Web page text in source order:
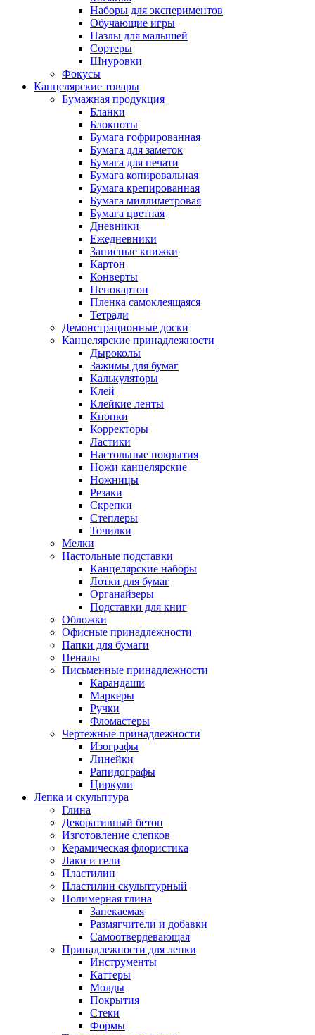
Наборы для экспериментов
Обучающие игры
Пазлы для малышей
Сортеры
Шнуровки
Фокусы
Канцелярские товары
Бумажная продукция
Бланки
Блокноты
Бумага гофрированная
Бумага для заметок
Бумага для печати
Бумага копировальная
Бумага крепированная
Бумага миллиметровая
Бумага цветная
Дневники
Ежедневники
Записные книжки
Картон
Конверты
Пенокартон
Пленка самоклеящаяся
Тетради
Демонстрационные доски
Канцелярские принадлежности
Дыроколы
Зажимы для бумаг
Калькуляторы
Клей
Клейкие ленты
Кнопки
Корректоры
Ластики
Настольные покрытия
Ножи канцелярские
Ножницы
Резаки
Скрепки
Степлеры
Точилки
Мелки
Настольные подставки
Канцелярские наборы
Лотки для бумаг
Органайзеры
Подставки для книг
Обложки
Офисные принадлежности
Папки для бумаги
Пеналы
Письменные принадлежности
Карандаши
Маркеры
Ручки
Фломастеры
Чертежные принадлежности
Изографы
Линейки
Рапидографы
Циркули
Лепка и скульптура
Глина
Декоративный бетон
Изготовление слепков
Керамическая флористика
Лаки и гели
Пластилин
Пластилин скульптурный
Полимерная глина
Запекаемая
Размягчители и добавки
Самоотвердевающая
Принадлежности для лепки
Инструменты
Каттеры
Молды
Покрытия
Стеки
Формы